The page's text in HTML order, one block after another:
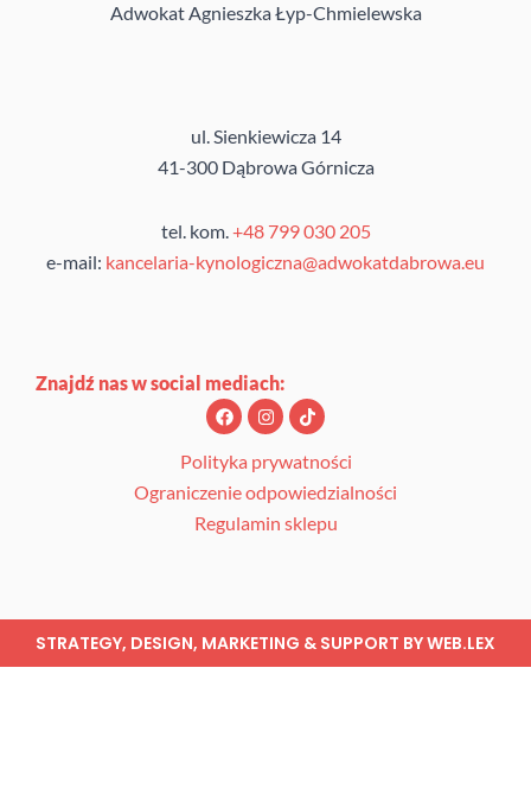
Adwokat Agnieszka Łyp-Chmielewska
ul. Sienkiewicza 14
41-300 Dąbrowa Górnicza
tel. kom.+48 799 030 205
e-mail: kancelaria-kynologiczna@adwokatdabrowa.eu
Znajdź nas w social mediach:
F
a
c
e
b
o
k
I
n
s
t
a
g
r
a
T
i
k
t
k
Polityka prywatności
Ograniczenie odpowiedzialności
Regulamin sklepu
STRATEGY, DESIGN, MARKETING & SUPPORT BYWEB.LEX